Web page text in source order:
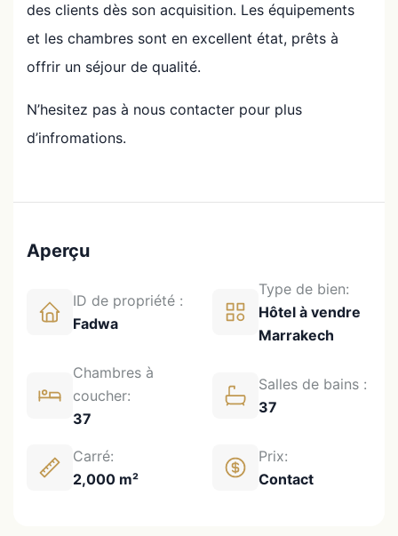
des clients dès son acquisition. Les équipements
et les chambres sont en excellent état, prêts à
offrir un séjour de qualité.
N’hesitez pas à nous contacter pour plus
d’infromations.
Aperçu
ID de propriété :
Fadwa
Type de bien:
Hôtel à vendre
Marrakech
Chambres à
coucher:
37
Salles de bains :
37
Carré:
2,000 m²
Prix:
Contact